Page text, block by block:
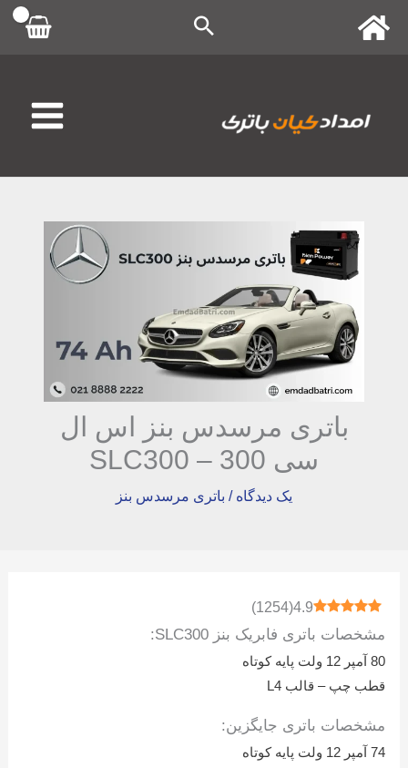
پرش
باتری مرسدس بنز اس ال
سی 300 – SLC300
یک دیدگاه / باتری مرسدس بنز
4.9
(
1254
)
مشخصات باتری فابریک بنز SLC300:
80 آمپر 12 ولت پایه کوتاه
قطب چپ – قالب L4
مشخصات باتری جایگزین:
74 آمپر 12 ولت پایه کوتاه